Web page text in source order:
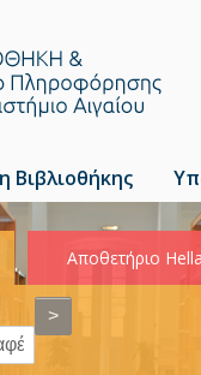
Βιβλιοθήκης
Αποθετήριο
>